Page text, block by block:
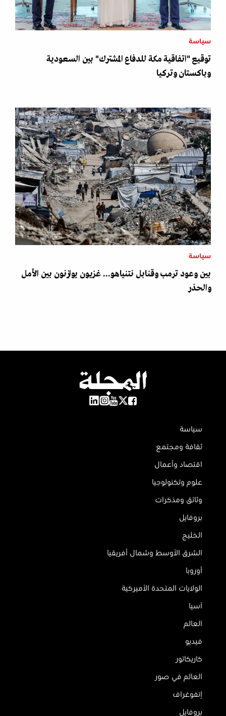
سياسة
توقيع "اتفاقية مكة للدفاع المشترك" بين السعودية
وباكستان وتركيا
سياسة
بين وعود ترمب وقنابل نتنياهو... غزيون يوازنون بين الأمل
والحذر
سياسة
ثقافة ومجتمع
اقتصاد وأعمال
علوم وتكنولوجيا
وثائق ومذكرات
بروفايل
الخليج
الشرق الأوسط وشمال أفريقيا
أوروبا
الولايات المتحدة الأميركية
آسيا
العالم
فيديو
كاريكاتور
العالم في صور
إنفوغراف
بروفايل